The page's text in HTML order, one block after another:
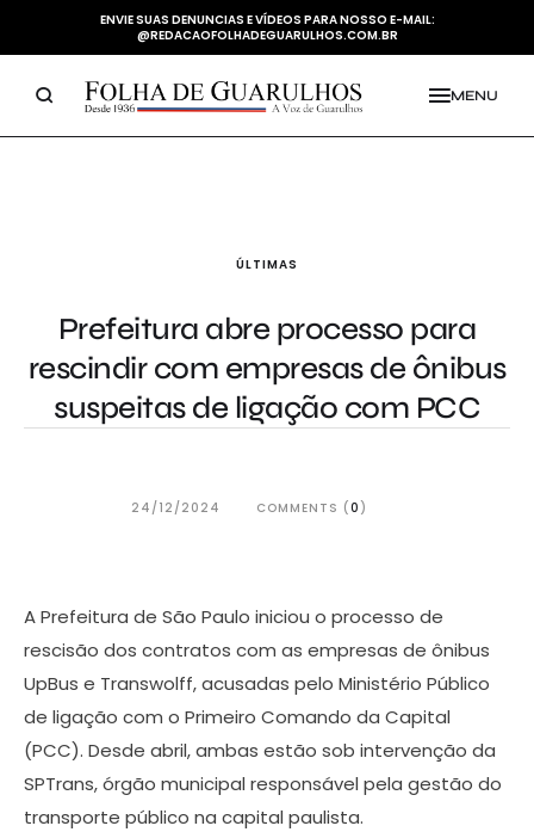
ENVIE SUAS DENUNCIAS E VÍDEOS PARA NOSSO E-MAIL:
@REDACAOFOLHADEGUARULHOS.COM.BR
MENU
ÚLTIMAS
Prefeitura abre processo para
rescindir com empresas de ônibus
suspeitas de ligação com PCC
24/12/2024 COMMENTS (0 )
A Prefeitura de São Paulo iniciou o processo de
rescisão dos contratos com as empresas de ônibus
UpBus e Transwolff, acusadas pelo Ministério Público
de ligação com o Primeiro Comando da Capital
(PCC). Desde abril, ambas estão sob intervenção da
SPTrans, órgão municipal responsável pela gestão do
transporte público na capital paulista.